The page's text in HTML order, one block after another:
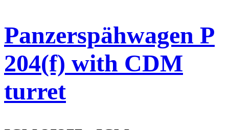
Panzerspähwagen P
204(f) with CDM
turret